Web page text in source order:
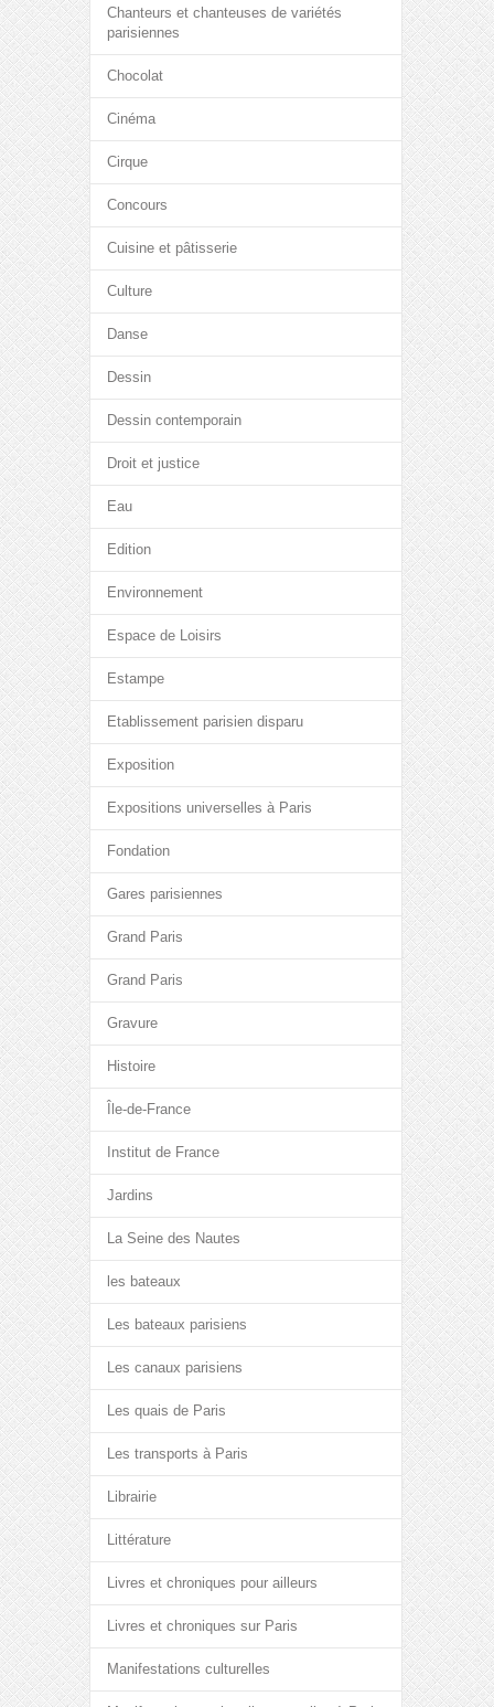
Chanteurs et chanteuses de variétés
parisiennes
Chocolat
Cinéma
Cirque
Concours
Cuisine et pâtisserie
Culture
Danse
Dessin
Dessin contemporain
Droit et justice
Eau
Edition
Environnement
Espace de Loisirs
Estampe
Etablissement parisien disparu
Exposition
Expositions universelles à Paris
Fondation
Gares parisiennes
Grand Paris
Grand Paris
Gravure
Histoire
Île-de-France
Institut de France
Jardins
La Seine des Nautes
les bateaux
Les bateaux parisiens
Les canaux parisiens
Les quais de Paris
Les transports à Paris
Librairie
Littérature
Livres et chroniques pour ailleurs
Livres et chroniques sur Paris
Manifestations culturelles